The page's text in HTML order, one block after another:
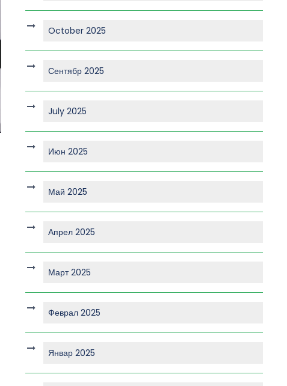
October 2025
Сентябр 2025
July 2025
Июн 2025
Май 2025
Апрел 2025
Март 2025
Феврал 2025
Январ 2025